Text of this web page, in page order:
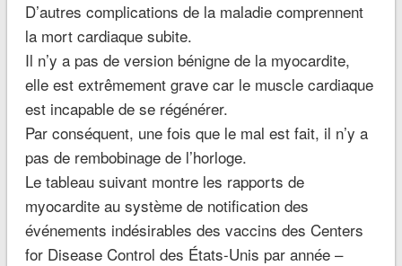
D’autres complications de la maladie comprennent
la mort cardiaque subite.
Il n’y a pas de version bénigne de la myocardite,
elle est extrêmement grave car le muscle cardiaque
est incapable de se régénérer.
Par conséquent, une fois que le mal est fait, il n’y a
pas de rembobinage de l’horloge.
Le tableau suivant montre les rapports de
myocardite au système de notification des
événements indésirables des vaccins des Centers
for Disease Control des États-Unis par année –